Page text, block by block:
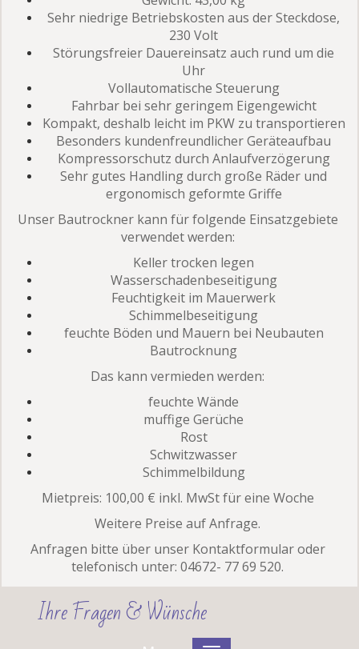
Sehr niedrige Betriebskosten aus der Steckdose,
230 Volt
Störungsfreier Dauereinsatz auch rund um die
Uhr
Vollautomatische Steuerung
Fahrbar bei sehr geringem Eigengewicht
Kompakt, deshalb leicht im PKW zu transportieren
Besonders kundenfreundlicher Geräteaufbau
Kompressorschutz durch Anlaufverzögerung
Sehr gutes Handling durch große Räder und
ergonomisch geformte Griffe
Unser Bautrockner kann für folgende Einsatzgebiete
verwendet werden:
Keller trocken legen
Wasserschadenbeseitigung
Feuchtigkeit im Mauerwerk
Schimmelbeseitigung
feuchte Böden und Mauern bei Neubauten
Bautrocknung
Das kann vermieden werden:
feuchte Wände
muffige Gerüche
Rost
Schwitzwasser
Schimmelbildung
Mietpreis: 100,00 € inkl. MwSt für eine Woche
Weitere Preise auf Anfrage.
Anfragen bitte über unser Kontaktformular oder
telefonisch unter: 04672- 77 69 520.
Ihre Fragen & Wünsche